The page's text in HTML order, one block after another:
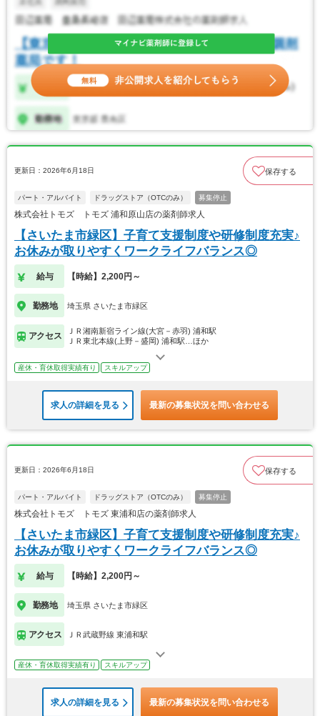
更新日：2026年6月18日 保存する
パート・アルバイト ドラッグストア（OTCのみ） 募集停止
株式会社トモズ トモズ 浦和原山店の薬剤師求人
【さいたま市緑区】子育て支援制度や研修制度充実♪
お休みが取りやすくワークライフバランス◎
給与 【時給】2,200円～
勤務地 埼玉県 さいたま市緑区
アクセス
ＪＲ湘南新宿ライン線(大宮－赤羽) 浦和駅
ＪＲ東北本線(上野－盛岡) 浦和駅…ほか
産休・育休取得実績有り スキルアップ
求人の詳細を見る 最新の募集状況を問い合わせる
更新日：2026年6月18日 保存する
パート・アルバイト ドラッグストア（OTCのみ） 募集停止
株式会社トモズ トモズ 東浦和店の薬剤師求人
【さいたま市緑区】子育て支援制度や研修制度充実♪
お休みが取りやすくワークライフバランス◎
給与 【時給】2,200円～
勤務地 埼玉県 さいたま市緑区
アクセス ＪＲ武蔵野線 東浦和駅
産休・育休取得実績有り スキルアップ
求人の詳細を見る 最新の募集状況を問い合わせる